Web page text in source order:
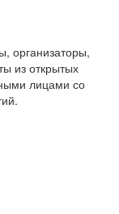
организаторы,
из открытых
лицами со